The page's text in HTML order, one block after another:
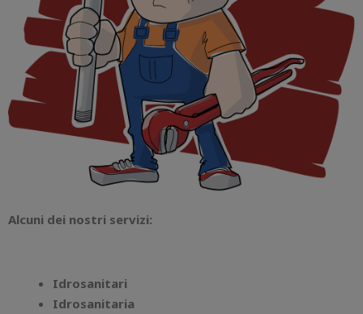
Alcuni dei nostri servizi:
Idrosanitari
Idrosanitaria